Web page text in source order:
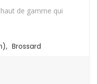
de gamme qui
, Brossard